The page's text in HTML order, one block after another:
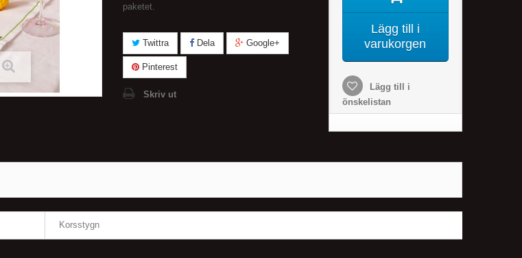
paketet.
Twittra Dela Google+
Pinterest
Skriv ut
Lägg till i
varukorgen
Lägg till i
önskelistan
Korsstygn